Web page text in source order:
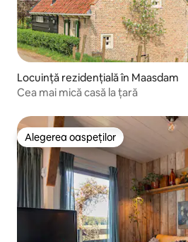
Locuință rezidențială în Maasdam
Cea mai mică casă la țară
Alegerea oaspeților
Alegerea oaspeților